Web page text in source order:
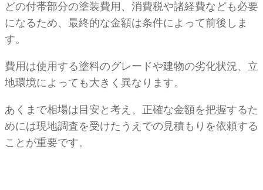
どの付帯部分の塗装費用、消費税や諸経費なども必要
になるため、最終的な金額は条件によって前後しま
す。
費用は使用する塗料のグレードや建物の劣化状況、立
地環境によっても大きく異なります。
あくまで相場は目安と考え、正確な金額を把握するた
めには現地調査を受けたうえでの見積もりを依頼する
ことが重要です。